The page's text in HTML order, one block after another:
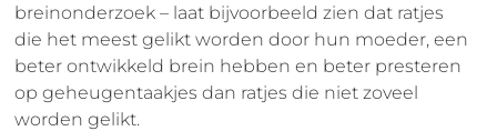
breinonderzoek – laat bijvoorbeeld zien dat ratjes
die het meest gelikt worden door hun moeder, een
beter ontwikkeld brein hebben en beter presteren
op geheugentaakjes dan ratjes die niet zoveel
worden gelikt.